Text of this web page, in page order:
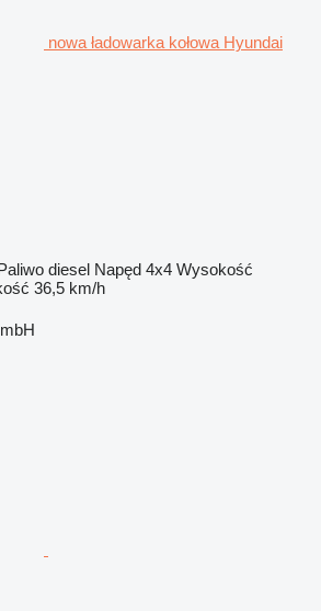
nowa ładowarka kołowa Hyundai
diesel Napęd 4x4 Wysokość
36,5 km/h